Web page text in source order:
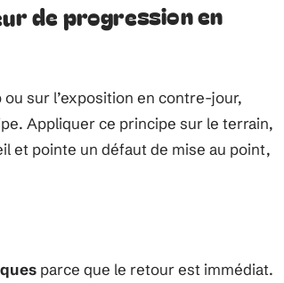
de progression en
sur l’exposition en contre-jour,
Appliquer ce principe sur le terrain,
et pointe un défaut de mise au point,
parce que le retour est immédiat.